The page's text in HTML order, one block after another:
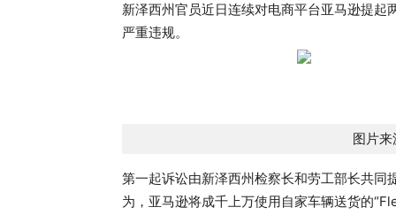
新泽西州官员近日连续对电商平台亚马逊提
严重违规。
图片
第一起诉讼由新泽西州检察长和劳工部长共同
为，亚马逊将成千上万使用自家车辆送货的